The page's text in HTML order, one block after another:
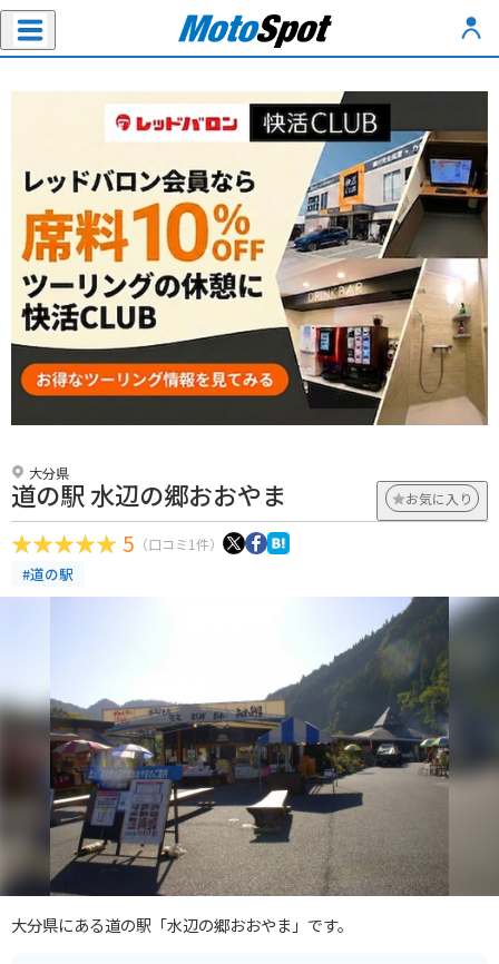
大分県
道の駅 水辺の郷おおやま お気に入り
5 （口コミ1件）
#道の駅
大分県にある道の駅「水辺の郷おおやま」です。